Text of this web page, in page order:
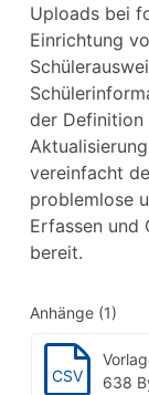
Uploads bei
Einrichtung
der Definition
vereinfacht
problemlose
Erfassen und
bereit.
Anhänge (1)
CSV
638